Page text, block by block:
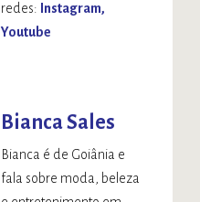
redes: Instagram
Youtube
Bianca Sales
Bianca é de Goiânia e
fala sobre moda, beleza